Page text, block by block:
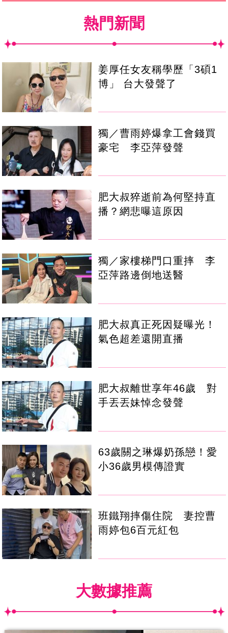
熱門新聞
姜厚任女友稱學歷「3碩1
博」 台大發聲了
獨／曹雨婷爆拿工會錢買
豪宅 李亞萍發聲
肥大叔猝逝前為何堅持直
播？網悲曝這原因
獨／家樓梯門口重摔 李
亞萍路邊倒地送醫
肥大叔真正死因疑曝光！
氣色超差還開直播
肥大叔離世享年46歲 對
手丟丟妹悼念發聲
63歲關之琳爆奶孫戀！愛
小36歲男模傳證實
班鐵翔摔傷住院 妻控曹
雨婷包6百元紅包
大數據推薦